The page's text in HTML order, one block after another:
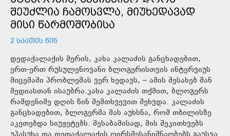
ᲨᲔᲣᲫᲚᲘᲐ ᲩᲐᲛᲝᲡᲕᲚᲐ, ᲛᲘᲣᲮᲔᲓᲐᲕᲐᲓ
ᲛᲘᲡᲘ ᲬᲐᲠᲛᲝᲨᲝᲑᲘᲡᲐ
2 ᲡᲐᲐᲗᲘᲡ ᲬᲘᲜ
დედაქალაქის მერის, კახა კალაძის განცხადებით,
ერთ-ერთ რუსულენოვანი ბლოგერისთვის ინტერვიუს
მიცემაში პრობლემას ვერ ხედავს, – ამის შესახებ მან
მედიასთან ისაუბრა.კახა კალაძის თქმით, ბლოგერს
რამდენიმე დღის წინ შემთხვევით შეხვდა. კალაძის
განცხადებით, ბლოგერმა მას აუხსნა, რომ თბილისზე
აკეთებდა სიუჟეტებს. შესაბამისად, მის შეკითხვებს